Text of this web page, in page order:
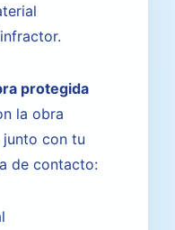
protegida
la obra
con tu
de contacto: